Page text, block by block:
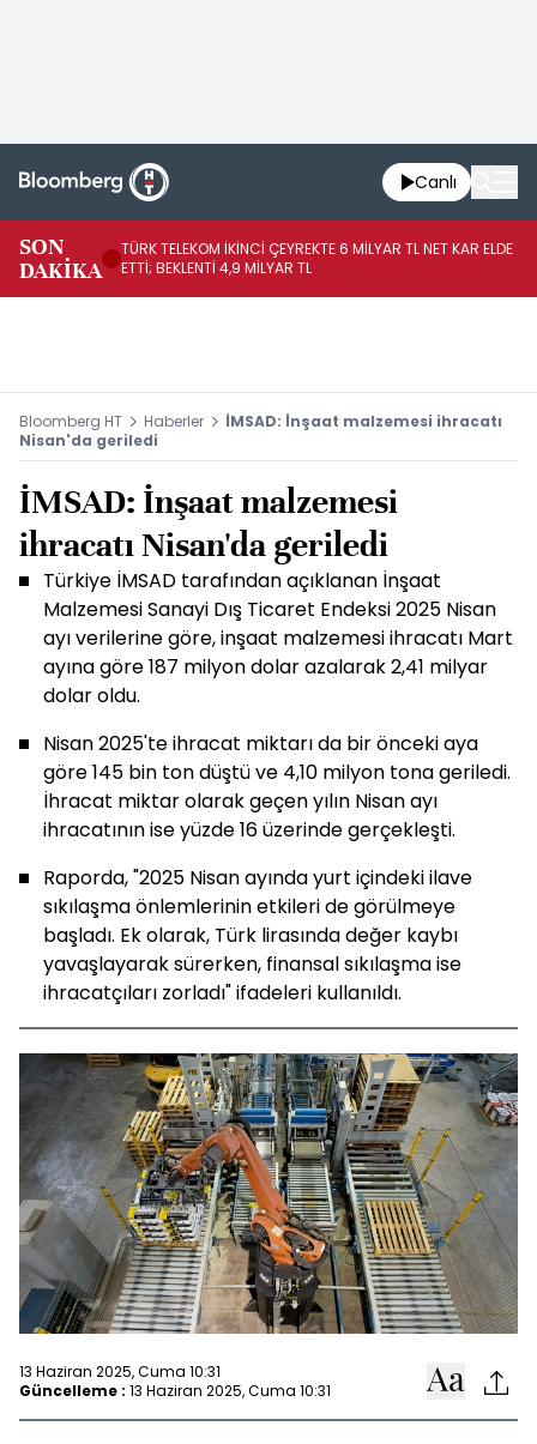
Canlı
SON
DAKİKA
TÜRK TELEKOM İKİNCİ ÇEYREKTE 6 MİLYAR TL NET KAR ELDE
ETTİ; BEKLENTİ 4,9 MİLYAR TL
Bloomberg HT Haberler
İMSAD: İnşaat malzemesi ihracatı
Nisan'da geriledi
İMSAD: İnşaat malzemesi
ihracatı Nisan'da geriledi
Türkiye İMSAD tarafından açıklanan İnşaat
Malzemesi Sanayi Dış Ticaret Endeksi 2025 Nisan
ayı verilerine göre, inşaat malzemesi ihracatı Mart
ayına göre 187 milyon dolar azalarak 2,41 milyar
dolar oldu.
Nisan 2025'te ihracat miktarı da bir önceki aya
göre 145 bin ton düştü ve 4,10 milyon tona geriledi.
İhracat miktar olarak geçen yılın Nisan ayı
ihracatının ise yüzde 16 üzerinde gerçekleşti.
Raporda, "2025 Nisan ayında yurt içindeki ilave
sıkılaşma önlemlerinin etkileri de görülmeye
başladı. Ek olarak, Türk lirasında değer kaybı
yavaşlayarak sürerken, finansal sıkılaşma ise
ihracatçıları zorladı" ifadeleri kullanıldı.
13 Haziran 2025, Cuma 10:31
Güncelleme : 13 Haziran 2025, Cuma 10:31